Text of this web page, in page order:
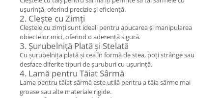
ușurință, oferind precizie și eficiență.
2. Clește cu Zimți
Cleștele cu zimți sunt ideali pentru apucarea și manipularea
obiectelor mici, oferind o aderență sigură.
3. Șurubelniță Plată și Stelată
Cu șurubelnița plată și cea în formă de stea, poți strânge sau
desface diferite tipuri de șuruburi cu ușurință.
4. Lamă pentru Tăiat Sârmă
Lama pentru tăiat sârmă este utilă pentru a tăia sârme mai
groase sau alte materiale rigide.